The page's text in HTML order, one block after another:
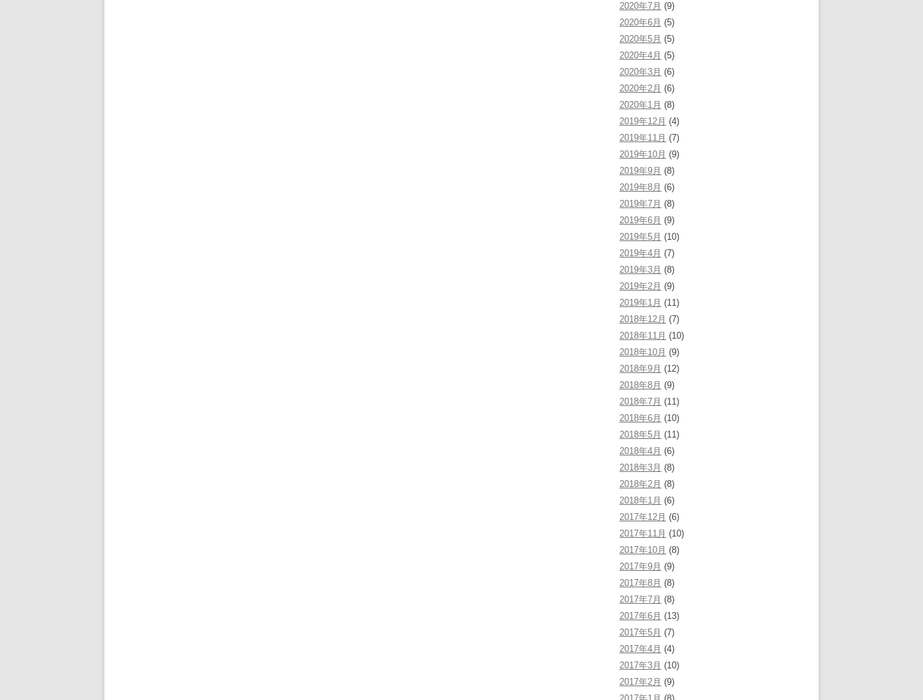
2020年7月 (9)
2020年6月 (5)
2020年5月 (5)
2020年4月 (5)
2020年3月 (6)
2020年2月 (6)
2020年1月 (8)
2019年12月 (4)
2019年11月 (7)
2019年10月 (9)
2019年9月 (8)
2019年8月 (6)
2019年7月 (8)
2019年6月 (9)
2019年5月 (10)
2019年4月 (7)
2019年3月 (8)
2019年2月 (9)
2019年1月 (11)
2018年12月 (7)
2018年11月 (10)
2018年10月 (9)
2018年9月 (12)
2018年8月 (9)
2018年7月 (11)
2018年6月 (10)
2018年5月 (11)
2018年4月 (6)
2018年3月 (8)
2018年2月 (8)
2018年1月 (6)
2017年12月 (6)
2017年11月 (10)
2017年10月 (8)
2017年9月 (9)
2017年8月 (8)
2017年7月 (8)
2017年6月 (13)
2017年5月 (7)
2017年4月 (4)
2017年3月 (10)
2017年2月 (9)